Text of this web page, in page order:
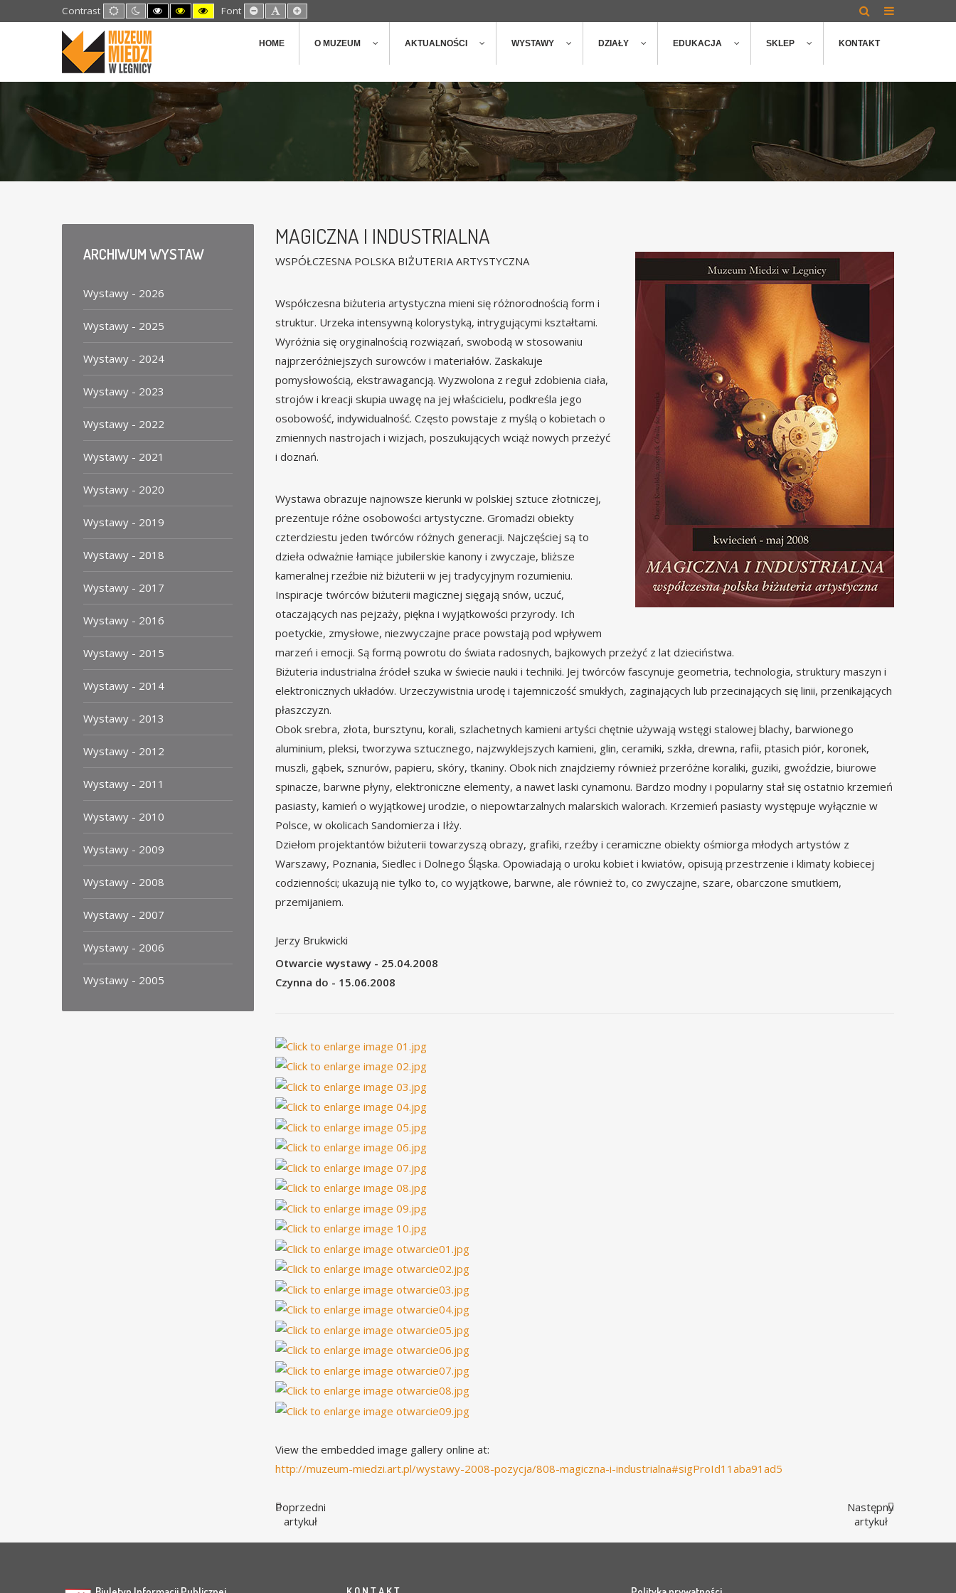
Contrast Default
mode
Night
mode
High
Contrast
High
Contrast
High
Contrast
Font Set
Smaller
Set
Default
Set
Larger
HOME O MUZEUM AKTUALNOŚCI WYSTAWY DZIAŁY EDUKACJA SKLEP KONTAKT
MAGICZNA I INDUSTRIALNA
WSPÓŁCZESNA POLSKA BIŻUTERIA ARTYSTYCZNA
Współczesna biżuteria artystyczna mieni się różnorodnością form i
struktur. Urzeka intensywną kolorystyką, intrygującymi kształtami.
Wyróżnia się oryginalnością rozwiązań, swobodą w stosowaniu
najprzeróżniejszych surowców i materiałów. Zaskakuje
pomysłowością, ekstrawagancją. Wyzwolona z reguł zdobienia ciała,
strojów i kreacji skupia uwagę na jej właścicielu, podkreśla jego
osobowość, indywidualność. Często powstaje z myślą o kobietach o
zmiennych nastrojach i wizjach, poszukujących wciąż nowych przeżyć
i doznań.
Wystawa obrazuje najnowsze kierunki w polskiej sztuce złotniczej,
prezentuje różne osobowości artystyczne. Gromadzi obiekty
czterdziestu jeden twórców różnych generacji. Najczęściej są to
dzieła odważnie łamiące jubilerskie kanony i zwyczaje, bliższe
kameralnej rzeźbie niż biżuterii w jej tradycyjnym rozumieniu.
Inspiracje twórców biżuterii magicznej sięgają snów, uczuć,
otaczających nas pejzaży, piękna i wyjątkowości przyrody. Ich
poetyckie, zmysłowe, niezwyczajne prace powstają pod wpływem
marzeń i emocji. Są formą powrotu do świata radosnych, bajkowych przeżyć z lat dzieciństwa.
Biżuteria industrialna źródeł szuka w świecie nauki i techniki. Jej twórców fascynuje geometria, technologia, struktury maszyn i
elektronicznych układów. Urzeczywistnia urodę i tajemniczość smukłych, zaginających lub przecinających się linii, przenikających
płaszczyzn.
Obok srebra, złota, bursztynu, korali, szlachetnych kamieni artyści chętnie używają wstęgi stalowej blachy, barwionego
aluminium, pleksi, tworzywa sztucznego, najzwyklejszych kamieni, glin, ceramiki, szkła, drewna, rafii, ptasich piór, koronek,
muszli, gąbek, sznurów, papieru, skóry, tkaniny. Obok nich znajdziemy również przeróżne koraliki, guziki, gwoździe, biurowe
spinacze, barwne płyny, elektroniczne elementy, a nawet laski cynamonu. Bardzo modny i popularny stał się ostatnio krzemień
pasiasty, kamień o wyjątkowej urodzie, o niepowtarzalnych malarskich walorach. Krzemień pasiasty występuje wyłącznie w
Polsce, w okolicach Sandomierza i Iłży.
Dziełom projektantów biżuterii towarzyszą obrazy, grafiki, rzeźby i ceramiczne obiekty ośmiorga młodych artystów z
Warszawy, Poznania, Siedlec i Dolnego Śląska. Opowiadają o uroku kobiet i kwiatów, opisują przestrzenie i klimaty kobiecej
codzienności; ukazują nie tylko to, co wyjątkowe, barwne, ale również to, co zwyczajne, szare, obarczone smutkiem,
przemijaniem.
Jerzy Brukwicki
Otwarcie wystawy - 25.04.2008
Czynna do - 15.06.2008
View the embedded image gallery online at:
http://muzeum-miedzi.art.pl/wystawy-2008-pozycja/808-magiczna-i-industrialna#sigProId11aba91ad5
Poprzedni
artykuł
Następny
artykuł
ARCHIWUMWYSTAW
Wystawy - 2026
Wystawy - 2025
Wystawy - 2024
Wystawy - 2023
Wystawy - 2022
Wystawy - 2021
Wystawy - 2020
Wystawy - 2019
Wystawy - 2018
Wystawy - 2017
Wystawy - 2016
Wystawy - 2015
Wystawy - 2014
Wystawy - 2013
Wystawy - 2012
Wystawy - 2011
Wystawy - 2010
Wystawy - 2009
Wystawy - 2008
Wystawy - 2007
Wystawy - 2006
Wystawy - 2005